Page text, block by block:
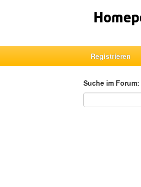
Registrieren
Suche im Forum:
Suche im Forum